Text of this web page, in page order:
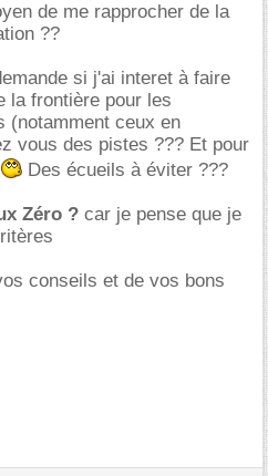
de me rapprocher de la
??
si j'ai interet à faire
la frontière pour les
(notamment ceux en
vous des pistes ??? Et pour
Des écueils à éviter ???
Zéro ? car je pense que je
conseils et de vos bons